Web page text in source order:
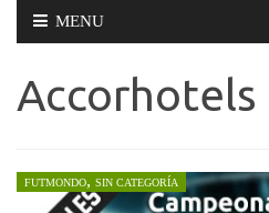
Skip
MENU
Accorhotels
FUTMONDO, SIN CATEGORÍA